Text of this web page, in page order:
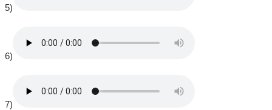
5)
6)
7)